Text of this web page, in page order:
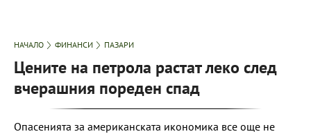
НАЧАЛО ФИНАНСИ ПАЗАРИ
Цените на петрола растат леко след
вчерашния пореден спад
Опасенията за американската икономика все още не